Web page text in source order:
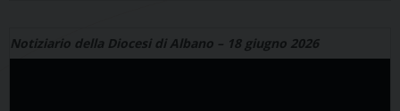
Notiziario della Diocesi di Albano – 18 giugno 2026